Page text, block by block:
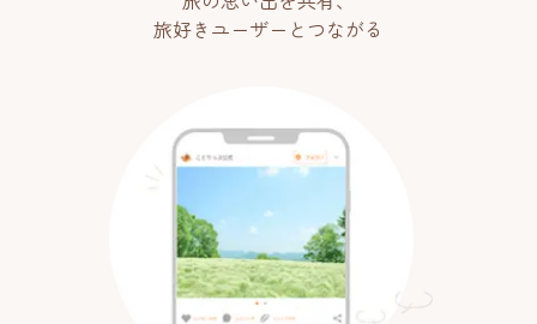
旅好きユーザーとつながる